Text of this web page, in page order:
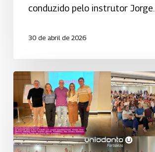
conduzido pelo instrutor
30 de abril de 2026
AGO
2026
–
Resultados,
decisões
e